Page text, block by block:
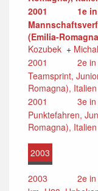
2001
1e
(Emilia-
Kozubek +
2001
2e in
Teamsprint,
Romagna), Italien
2001
3e in
Punktefahren,
Romagna), Italien
2003
2003
2e in